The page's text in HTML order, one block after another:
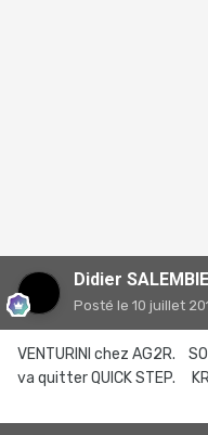
Didier
Posté le 10 juillet
VENTURINI chez AG2R.
va quitter QUICK STEP.